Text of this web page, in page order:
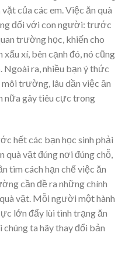
của các em. Việc ăn quà
đối với con người: trước
trường học, khiến cho
xí, bên cạnh đó, nó cũng
Ngoài ra, nhiều bạn ý thức
trường, lâu dần việc ăn
nữa gây tiêu cực trong
hết các bạn học sinh phải
quà vặt đúng nơi đúng chỗ,
tìm cách hạn chế việc ăn
cần đề ra những chính
vặt. Mỗi người một hành
lớn đẩy lùi tình trạng ăn
chúng ta hãy thay đổi bản